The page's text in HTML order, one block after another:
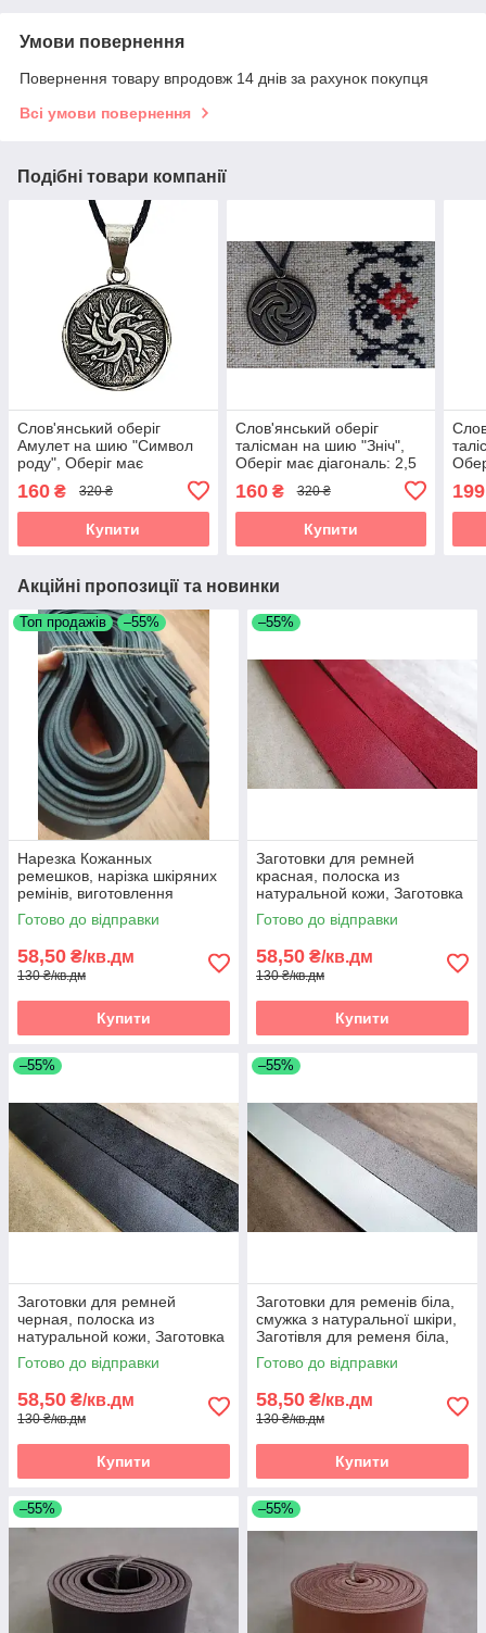
Умови повернення
Повернення товару впродовж 14 днів за рахунок покупця
Всі умови повернення
Подібні товари компанії
Слов'янський оберіг
Амулет на шию "Символ
роду", Оберіг має
діагональ: 2,5 см, амулет
160 ₴ 320 ₴
Купити
Слов'янський оберіг
талісман на шию "Зніч",
Оберіг має діагональ: 2,5
160₴ 320 ₴
Купити
199
Акційні пропозиції та новинки
Топ продажів –55%
Нарезка Кожанных
ремешков, нарізка шкіряних
ремінів, виготовлення
шкіряних ремішків, Нарізка
полос зі шкіри
Готово до відправки
58,50 ₴/кв.дм
130 ₴/кв.дм
Купити
–55%
Заготовки для ремней
красная, полоска из
натуральной кожи, Заготовка
для ременя червона,
полоски зі шкіри
Готово до відправки
58,50 ₴/кв.дм
130 ₴/кв.дм
Купити
–55%
Заготовки для ремней
черная, полоска из
натуральной кожи, Заготовка
для ременя чорна, полоски зі
шкіри
Готово до відправки
58,50 ₴/кв.дм
130 ₴/кв.дм
Купити
–55%
Заготовки для ременів біла,
смужка з натуральної шкіри,
Заготівля для ременя біла,
смужки зі шкіри
Готово до відправки
58,50 ₴/кв.дм
130 ₴/кв.дм
Купити
–55% –55%